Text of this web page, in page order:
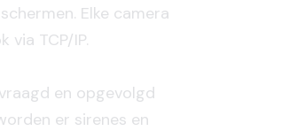
Elke camera
via TCP/IP.
en opgevolgd
er sirenes en